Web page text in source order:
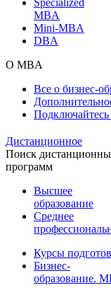
MBA
Mini-MBA
DBA
О MBA
Все о бизнес-
Подключайтесь
Дистанционное
Поиск
программ
Высшее
образование
Среднее
Курсы
Бизнес-
образование.